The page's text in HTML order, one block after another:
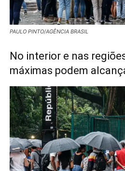
PAULO PINTO/AGÊNCIA BRASIL
No interior e nas
máximas podem